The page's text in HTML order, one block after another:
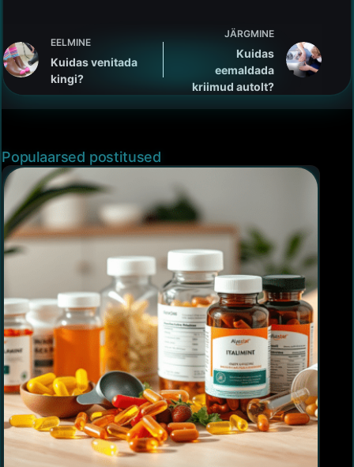
EELMINE
Kuidas venitada
kingi?
JÄRGMINE
Kuidas
eemaldada
kriimud autolt?
Populaarsed postitused